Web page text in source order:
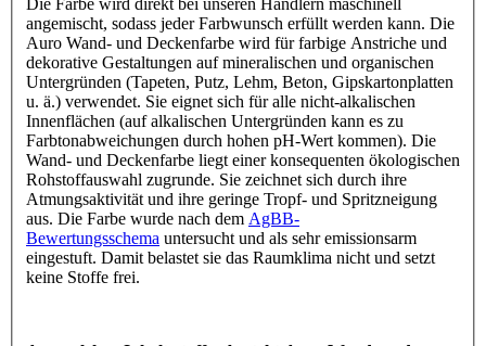
angemischt, sodass jeder Farbwunsch erfüllt werden kann. Die
Auro Wand- und Deckenfarbe wird für farbige Anstriche und
dekorative Gestaltungen auf mineralischen und organischen
Untergründen (Tapeten, Putz, Lehm, Beton, Gipskartonplatten
u. ä.) verwendet. Sie eignet sich für alle nicht-alkalischen
Innenflächen (auf alkalischen Untergründen kann es zu
Farbtonabweichungen durch hohen pH-Wert kommen). Die
Wand- und Deckenfarbe liegt einer konsequenten ökologischen
Rohstoffauswahl zugrunde. Sie zeichnet sich durch ihre
Atmungsaktivität und ihre geringe Tropf- und Spritzneigung
aus. Die Farbe wurde nach dem AgBB-
Bewertungsschema untersucht und als sehr emissionsarm
eingestuft. Damit belastet sie das Raumklima nicht und setzt
keine Stoffe frei.